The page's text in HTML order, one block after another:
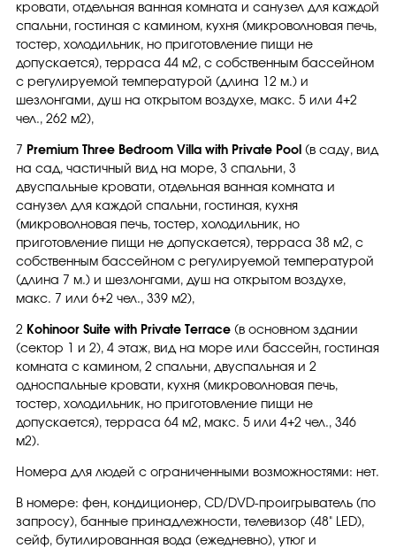
кровати, отдельная ванная комната и санузел для каждой
спальни, гостиная с камином, кухня (микроволновая печь,
тостер, холодильник, но приготовление пищи не
допускается), терраса 44 м2, с собственным бассейном
с регулируемой температурой (длина 12 м.) и
шезлонгами, душ на открытом воздухе, макс. 5 или 4+2
чел., 262 м2),
7 Premium Three Bedroom Villa with Private Pool (в саду, вид
на сад, частичный вид на море, 3 спальни, 3
двуспальные кровати, отдельная ванная комната и
санузел для каждой спальни, гостиная, кухня
(микроволновая печь, тостер, холодильник, но
приготовление пищи не допускается), терраса 38 м2, с
собственным бассейном с регулируемой температурой
(длина 7 м.) и шезлонгами, душ на открытом воздухе,
макс. 7 или 6+2 чел., 339 м2),
2 Kohinoor Suite with Private Terrace (в основном здании
(сектор 1 и 2), 4 этаж, вид на море или бассейн, гостиная
комната с камином, 2 спальни, двуспальная и 2
односпальные кровати, кухня (микроволновая печь,
тостер, холодильник, но приготовление пищи не
допускается), терраса 64 м2, макс. 5 или 4+2 чел., 346
м2).
Номера для людей с ограниченными возможностями: нет.
В номере: фен, кондиционер, CD/DVD-проигрыватель (по
запросу), банные принадлежности, телевизор (48" LED),
сейф, бутилированная вода (ежедневно), утюг и